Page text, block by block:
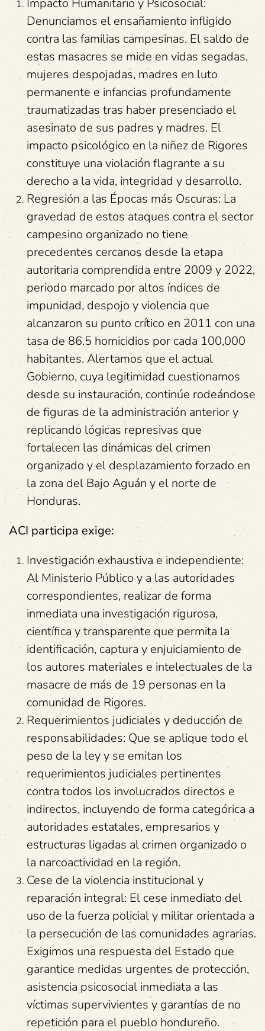
Impacto Humanitario y Psicosocial:
Denunciamos el ensañamiento infligido
contra las familias campesinas. El saldo de
estas masacres se mide en vidas segadas,
mujeres despojadas, madres en luto
permanente e infancias profundamente
traumatizadas tras haber presenciado el
asesinato de sus padres y madres. El
impacto psicológico en la niñez de Rigores
constituye una violación flagrante a su
derecho a la vida, integridad y desarrollo.
Regresión a las Épocas más Oscuras: La
gravedad de estos ataques contra el sector
campesino organizado no tiene
precedentes cercanos desde la etapa
autoritaria comprendida entre 2009 y 2022,
periodo marcado por altos índices de
impunidad, despojo y violencia que
alcanzaron su punto crítico en 2011 con una
tasa de 86.5 homicidios por cada 100,000
habitantes. Alertamos que el actual
Gobierno, cuya legitimidad cuestionamos
desde su instauración, continúe rodeándose
de figuras de la administración anterior y
replicando lógicas represivas que
fortalecen las dinámicas del crimen
organizado y el desplazamiento forzado en
la zona del Bajo Aguán y el norte de
Honduras.
ACI participa exige:
Investigación exhaustiva e independiente:
Al Ministerio Público y a las autoridades
correspondientes, realizar de forma
inmediata una investigación rigurosa,
científica y transparente que permita la
identificación, captura y enjuiciamiento de
los autores materiales e intelectuales de la
masacre de más de 19 personas en la
comunidad de Rigores.
Requerimientos judiciales y deducción de
responsabilidades: Que se aplique todo el
peso de la ley y se emitan los
requerimientos judiciales pertinentes
contra todos los involucrados directos e
indirectos, incluyendo de forma categórica a
autoridades estatales, empresarios y
estructuras ligadas al crimen organizado o
la narcoactividad en la región.
Cese de la violencia institucional y
reparación integral: El cese inmediato del
uso de la fuerza policial y militar orientada a
la persecución de las comunidades agrarias.
Exigimos una respuesta del Estado que
garantice medidas urgentes de protección,
asistencia psicosocial inmediata a las
víctimas supervivientes y garantías de no
repetición para el pueblo hondureño.